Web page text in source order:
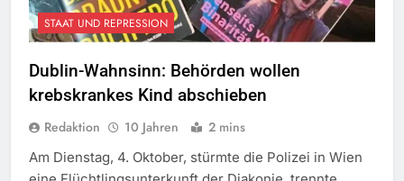
STAAT UND REPRESSION
Dublin-Wahnsinn: Behörden wollen
krebskrankes Kind abschieben
Redaktion 10 Jahren 2 mins
Am Dienstag, 4. Oktober, stürmte die Polizei in Wien